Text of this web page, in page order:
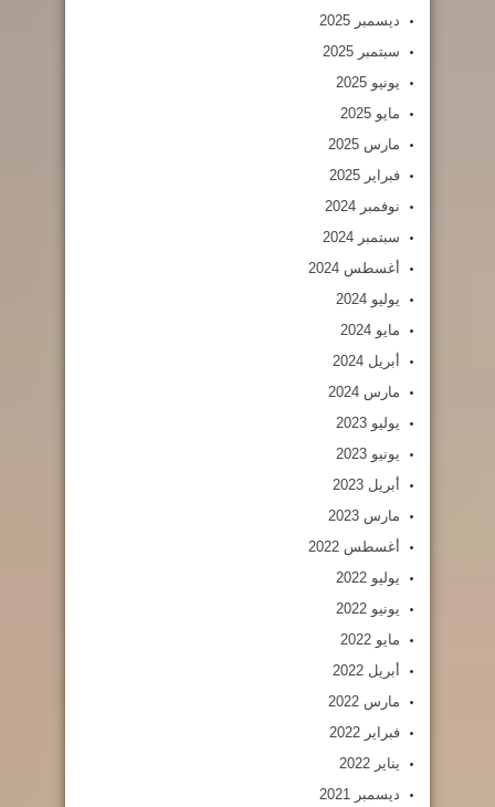
ديسمبر 2025
سبتمبر 2025
يونيو 2025
مايو 2025
مارس 2025
فبراير 2025
نوفمبر 2024
سبتمبر 2024
أغسطس 2024
يوليو 2024
مايو 2024
أبريل 2024
مارس 2024
يوليو 2023
يونيو 2023
أبريل 2023
مارس 2023
أغسطس 2022
يوليو 2022
يونيو 2022
مايو 2022
أبريل 2022
مارس 2022
فبراير 2022
يناير 2022
ديسمبر 2021